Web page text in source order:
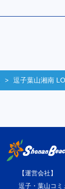
逗子葉山湘南
【運営会社】
逗子・葉山コミ